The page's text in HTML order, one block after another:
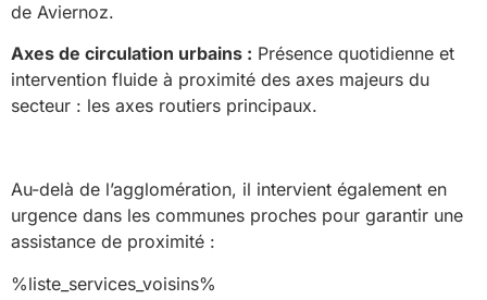
de Aviernoz.
Axes de circulation urbains : Présence quotidienne et
intervention fluide à proximité des axes majeurs du
secteur : les axes routiers principaux.
Au-delà de l’agglomération, il intervient également en
urgence dans les communes proches pour garantir une
assistance de proximité :
%liste_services_voisins%